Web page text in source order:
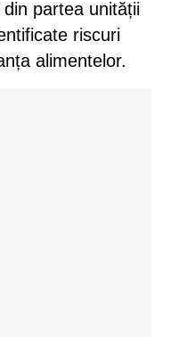
partea unității
riscuri
alimentelor.